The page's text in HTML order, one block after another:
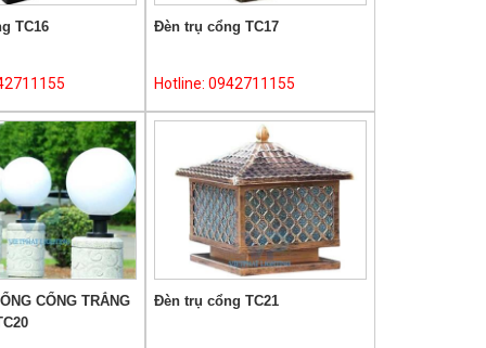
TC16 Đèn trụ cổng TC17
Hotline: 0942711155
CỔNG TRẮNG
Đèn trụ cổng TC21